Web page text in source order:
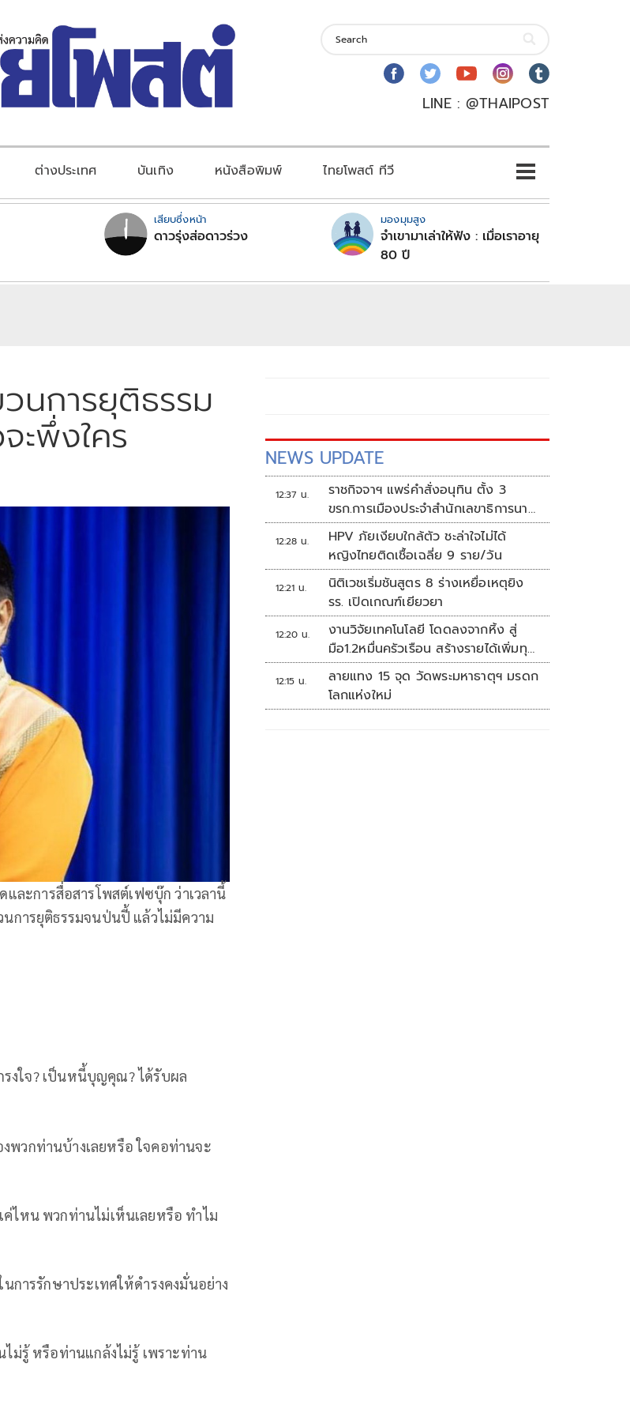
LINE : @THAIPOST
ต่างประเทศ บันเทิง หนังสือพิมพ์ ไทยโพสต์ ทีวี
เสียบซึ่งหน้า
ดาวรุ่งส่อดาวร่วง
มองมุมสูง
จำเขามาเล่าให้ฟัง : เมื่อเราอายุ
80 ปี
นการยุติธรรม
ะพึ่งใคร
ละการสื่อสารโพสต์เฟซบุ๊ก ว่าเวลานี้
การยุติธรรมจนป่นปี้ แล้วไม่มีความ
รงใจ? เป็นหนี้บุญคุณ? ได้รับผล
วกท่านบ้างเลยหรือ ใจคอท่านจะ
ไหน พวกท่านไม่เห็นเลยหรือ ทำไม
ารรักษาประเทศให้ดำรงคงมั่นอย่าง
ม่รู้ หรือท่านแกล้งไม่รู้ เพราะท่าน
NEWS UPDATE
12:37 น.
ราชกิจจาฯ แพร่คำสั่งอนุทิน ตั้ง 3
ขรก.การเมืองประจำสำนักเลขาธิการนา
ยกฯ
12:28 น.
HPV ภัยเงียบใกล้ตัว ชะล่าใจไม่ได้
หญิงไทยติดเชื้อเฉลี่ย 9 ราย/วัน
12:21 น.
นิติเวชเริ่มชันสูตร 8 ร่างเหยื่อเหตุยิง
รร. เปิดเกณฑ์เยียวยา
12:20 น.
งานวิจัยเทคโนโลยี โดดลงจากหิ้ง สู่
มือ1.2หมื่นครัวเรือน สร้างรายได้เพิ่มทุก
เดือน
12:15 น.
ลายแทง 15 จุด วัดพระมหาธาตุฯ มรดก
โลกแห่งใหม่